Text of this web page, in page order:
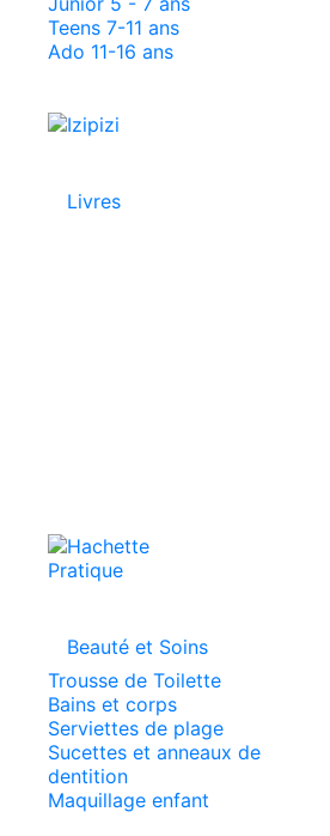
Teens 7-11 ans
Ado 11-16 ans
Livres
Beauté et Soins
Trousse de Toilette
Bains et corps
Serviettes de plage
Sucettes et anneaux de
dentition
Maquillage enfant